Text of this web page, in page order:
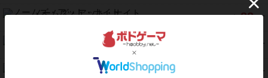
88 PT
ノームズ・アット・ナイト
PT
PT
フラットアイアン